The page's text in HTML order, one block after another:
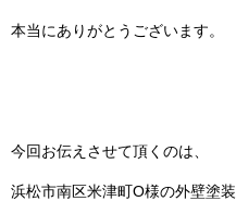
本当にありがとうございます。
今回お伝えさせて頂くのは、
浜松市南区米津町O様の外壁塗